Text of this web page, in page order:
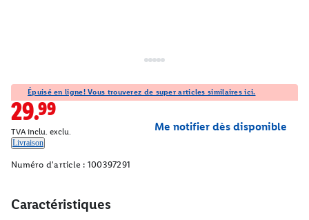
Caractéristiques
Épuisé en ligne! Vous trouverez de super articles similaires ici.
29.99
TVA inclu. exclu.
Livraison
Me notifier dès disponible
Numéro d'article : 100397291